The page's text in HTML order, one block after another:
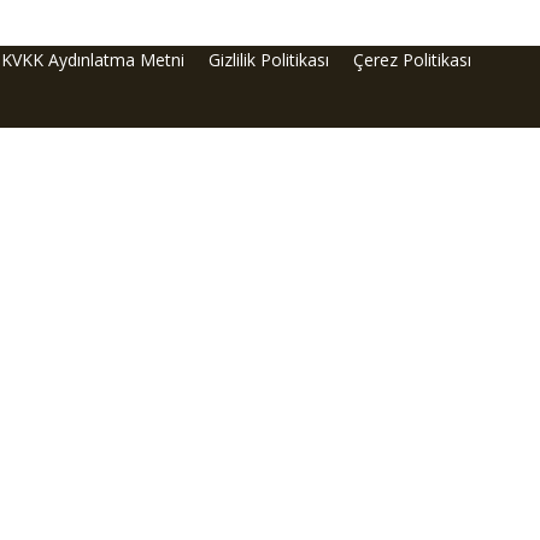
KVKK Aydınlatma Metni Gizlilik Politikası Çerez Politikası